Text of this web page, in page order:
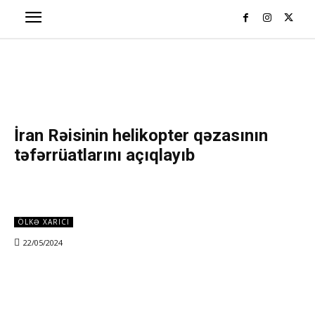
İran Rəisinin helikopter qəzasının
təfərrüatlarını açıqlayıb
ÖLKƏ XARICI
22/05/2024